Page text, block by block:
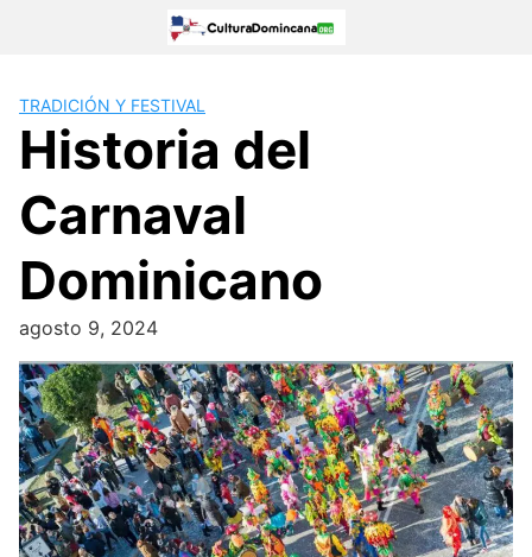
TRADICIÓN Y FESTIVAL
Historia del
Carnaval
Dominicano
agosto 9, 2024